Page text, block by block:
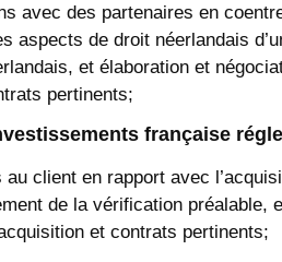
avec des partenaires en
aspects de droit néerlandais
et élaboration et
pertinents;
française
client en rapport avec
de la vérification préalable,
et contrats pertinents;